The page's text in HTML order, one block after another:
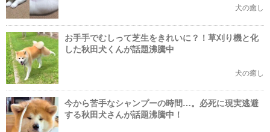
犬の癒し
お手手でむしって芝生をきれいに？！草刈り機と化
した秋田犬くんが話題沸騰中
犬の癒し
今から苦手なシャンプーの時間…。必死に現実逃避
する秋田犬さんが話題沸騰中！